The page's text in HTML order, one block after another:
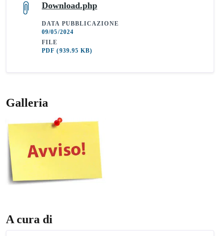
Download.php
DATA PUBBLICAZIONE
09/05/2024
FILE
PDF(939.95 KB)
Galleria
A cura di